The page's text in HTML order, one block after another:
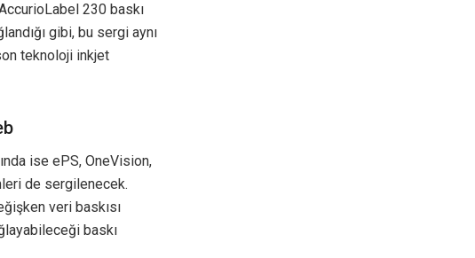
230 baskı
gibi, bu sergi aynı
teknoloji inkjet
ise ePS, OneVision,
de sergilenecek.
veri baskısı
baskı